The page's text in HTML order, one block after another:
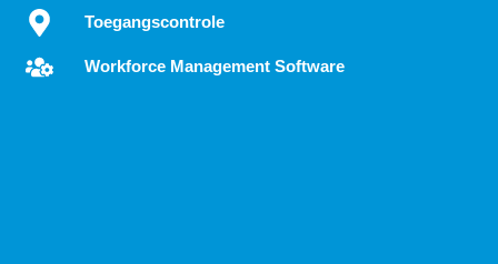
Toegangscontrole
Workforce Management Software